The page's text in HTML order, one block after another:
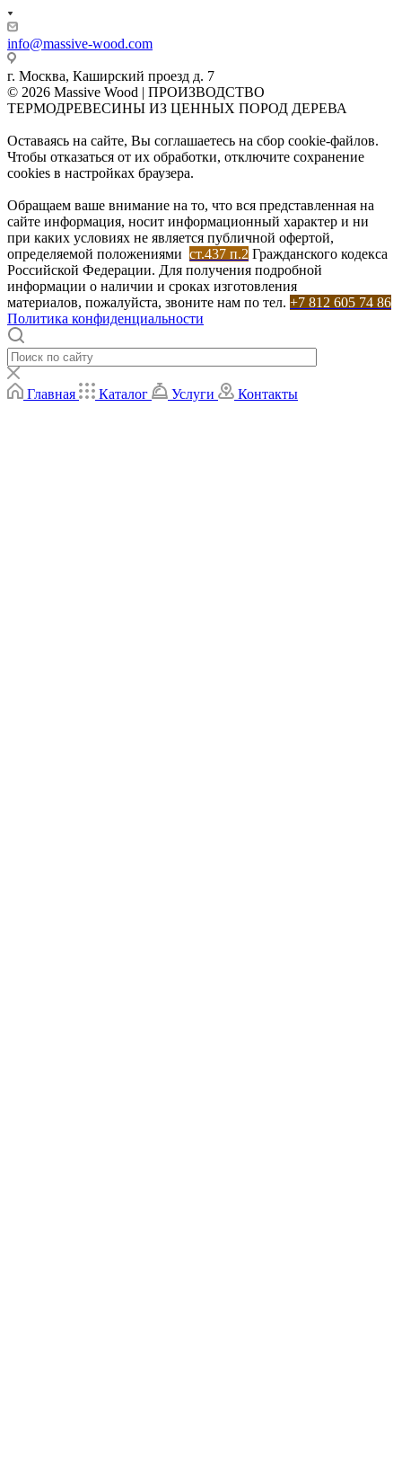
info@massive-wood.com
г. Москва, Каширский проезд д. 7
© 2026 Massive Wood | ПРОИЗВОДСТВО
ТЕРМОДРЕВЕСИНЫ ИЗ ЦЕННЫХ ПОРОД ДЕРЕВА
Оставаясь на сайте, Вы соглашаетесь на сбор cookie-файлов.
Чтобы отказаться от их обработки, отключите сохранение
cookies в настройках браузера.
Обращаем ваше внимание на то, что вся представленная на
сайте информация, носит информационный характер и ни
при каких условиях не является публичной офертой,
определяемой положениями ст.437 п.2 Гражданского кодекса
Российской Федерации. Для получения подробной
информации о наличии и сроках изготовления
материалов, пожалуйста, звоните нам по тел. +7 812 605 74 86
Политика конфиденциальности
Главная Каталог Услуги Контакты